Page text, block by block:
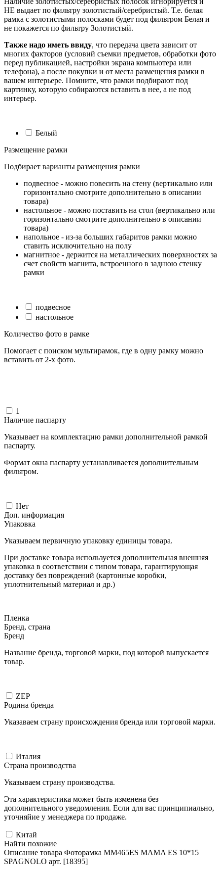
НЕ выдает по фильтру золотистый/серебристый. Т.е. белая
рамка с золотистыми полосками будет под фильтром Белая и
не покажется по фильтру Золотистый.
Также надо иметь ввиду, что передача цвета зависит от
многих факторов (условий съемки предметов, обработки фото
перед публикацией, настройки экрана компьютера или
телефона), а после покупки и от места размещения рамки в
вашем интерьере. Помните, что рамки подбирают под
картинку, которую собираются вставить в нее, а не под
интерьер.
Белый
Размещение рамки
Подбирает варианты размещения рамки
подвесное - можно повесить на стену (вертикально или
горизонтально смотрите дополнительно в описании
товара)
настольное - можно поставить на стол (вертикально или
горизонтально смотрите дополнительно в описании
товара)
напольное - из-за больших габаритов рамки можно
ставить исключительно на полу
магнитное - держится на металлических поверхностях за
счет свойств магнита, встроенного в заднюю стенку
рамки
подвесное
настольное
Количество фото в рамке
Помогает с поиском мультирамок, где в одну рамку можно
вставить от 2-х фото.
1
Наличие паспарту
Указывает на комплектацию рамки дополнительной рамкой
паспарту.
Формат окна паспарту устанавливается дополнительным
фильтром.
Нет
Доп. информация
Упаковка
Указываем первичную упаковку единицы товара.
При доставке товара используется дополнительная внешняя
упаковка в соответствии с типом товара, гарантирующая
доставку без повреждений (картонные коробки,
уплотнительный материал и др.)
Пленка
Бренд, страна
Бренд
Название бренда, торговой марки, под которой выпускается
товар.
ZEP
Родина бренда
Указаваем страну происхождения бренда или торговой марки.
Италия
Страна производства
Указываем страну производства.
Эта характеристика может быть изменена без
дополнительного уведомления. Если для вас принципиально,
уточняйие у менеджера по продаже.
Китай
Найти похожие
Описание товара Фоторамка MM465ES MAMA ES 10*15
SPAGNOLO арт. [18395]